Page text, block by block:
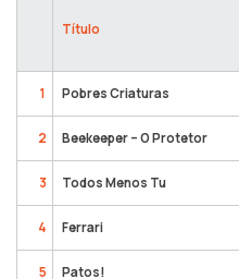
Título
1 Pobres Criaturas
2 Beekeeper – O Protetor
3 Todos Menos Tu
4 Ferrari
5 Patos!